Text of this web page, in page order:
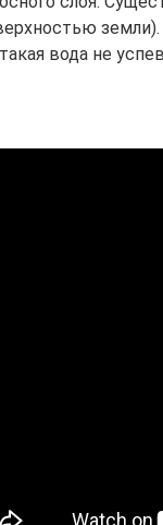
земли).
вода не